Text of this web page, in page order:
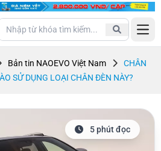
Bản tin NAOEVO Việt Nam
CHÂN
SỬ DỤNG LOẠI CHÂN ĐÈN NÀY?
5 phút đọc